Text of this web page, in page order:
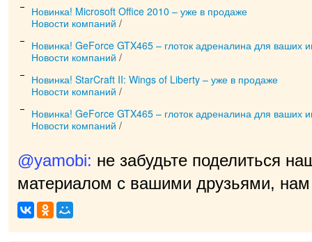
Новинка! Microsoft Office 2010 – уже в продаже
Новости компаний /
Новинка! GeForce GTX465 – глоток адреналина для ваших
Новости компаний /
Новинка! StarCraft II: Wings of Liberty – уже в продаже
Новости компаний /
Новинка! GeForce GTX465 – глоток адреналина для ваших
Новости компаний /
@yamobi: не забудьте поделиться
материалом с вашими друзьями, нам